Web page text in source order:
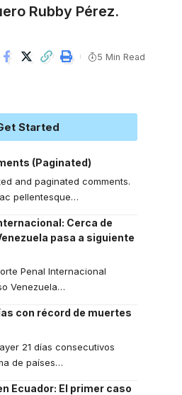
Rubby Pérez.
5 Min Read
Started
(Paginated)
and paginated comments.
pellentesque…
Cerca de
pasa a siguiente
Penal Internacional
Venezuela…
con récord de muertes
21 días consecutivos
de países…
Ecuador: El primer caso